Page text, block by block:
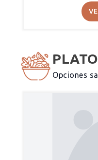
Opciones